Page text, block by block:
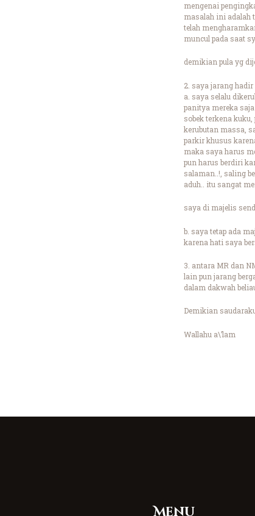
mengenai
masalah ini adalah
telah
muncul pada saat
demikian pula yg
2. saya jarang
a. saya selalu
panitya mereka
sobek terkena
kerubutan massa,
parkir khusus
maka saya harus
pun harus berdiri
salaman..!, saling
aduh.. itu sangat
saya di majelis
b. saya tetap ada
karena hati saya
3. antara MR dan
lain pun jarang
dalam dakwah
Demikian
Wallahu a\’lam
Menu